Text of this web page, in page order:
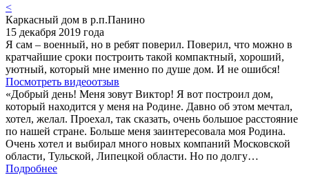
<
Каркасный дом в р.п.Панино
15 декабря 2019 года
Я сам – военный, но в ребят поверил. Поверил, что можно в
кратчайшие сроки построить такой компактный, хороший,
уютный, который мне именно по душе дом. И не ошибся!
Посмотреть видеоотзыв
«Добрый день! Меня зовут Виктор! Я вот построил дом,
который находится у меня на Родине. Давно об этом мечтал,
хотел, желал. Проехал, так сказать, очень большое расстояние
по нашей стране. Больше меня заинтересовала моя Родина.
Очень хотел и выбирал много новых компаний Московской
области, Тульской, Липецкой области. Но по долгу…
Подробнее